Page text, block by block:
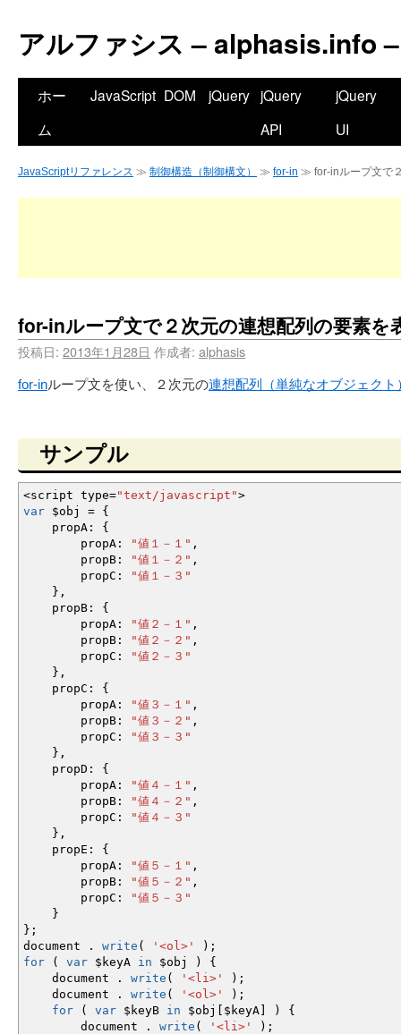
アルファシス – alphasis.info –
ホー
ム
JavaScript DOM jQuery jQuery
API
jQuery
UI
JavaScriptリファレンス ≫ 制御構造（制御構文） ≫ for-in ≫ for-inループ文で
for-inループ文で２次元の連想配列の要素を
投稿日: 2013年1月28日 作成者: alphasis
for-inループ文を使い、２次元の連想配列（単純なオブジェクト
サンプル
<script type="text/javascript">
var $obj = {
propA :
{
propA : "値１－１" ,
propB : "値１－２" ,
propC :
"値１－３"
} ,
propB :
{
propA : "値２－１" ,
propB : "値２－２" ,
propC :
"値２－３"
} ,
propC :
{
propA : "値３－１" ,
propB : "値３－２" ,
propC :
"値３－３"
} ,
propD :
{
propA : "値４－１" ,
propB : "値４－２" ,
propC :
"値４－３"
} ,
propE :
{
propA : "値５－１" ,
propB : "値５－２" ,
propC :
"値５－３"
}
} ;
document . write ( '<ol>' ) ;
for
( var $keyA in $obj )
{
document . write ( '<li>' ) ;
document . write ( '<ol>' ) ;
for
( var $keyB in $obj $keyA )
{
document . write ( '<li>' ) ;